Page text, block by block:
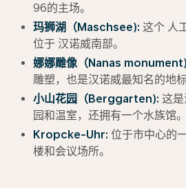
96的主场。
玛狮湖（Maschsee): 这个 人
位于 汉诺威南部。
娜娜雕像（Nanas
雕塑，也是汉诺威最知名的地标
小山花园（Berggarten): 这
园和温室，还拥有一个水族馆。
Kropcke-Uhr: 位于市中心的
楼和会议场所。